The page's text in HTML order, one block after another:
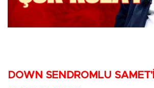
DOWN SENDROMLU